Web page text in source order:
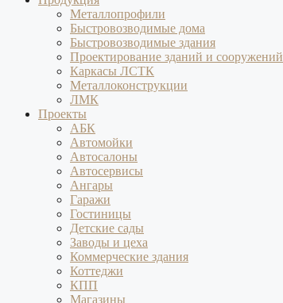
Металлопрофили
Быстровозводимые дома
Быстровозводимые здания
Проектирование зданий и сооружений
Каркасы ЛСТК
Металлоконструкции
ЛМК
Проекты
АБК
Автомойки
Автосалоны
Автосервисы
Ангары
Гаражи
Гостиницы
Детские сады
Заводы и цеха
Коммерческие здания
Коттеджи
КПП
Магазины